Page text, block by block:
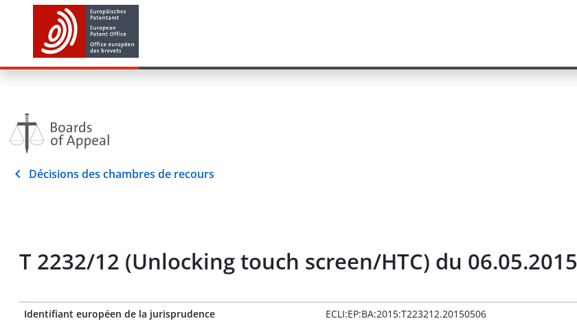
Décisions des chambres de recours
T 2232/12 (Unlocking touch screen/HTC) du 06.05.2015
Identifiant européen de la jurisprudence
ECLI:EP:BA:2015:T223212.20150506